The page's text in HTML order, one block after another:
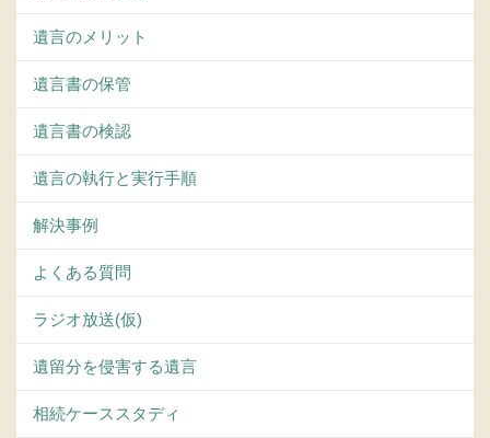
遺言のメリット
遺言書の保管
遺言書の検認
遺言の執行と実行手順
解決事例
よくある質問
ラジオ放送(仮)
遺留分を侵害する遺言
相続ケーススタディ